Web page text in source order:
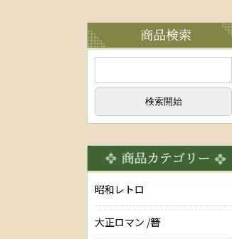
昭和レトロ
大正ロマン /簪